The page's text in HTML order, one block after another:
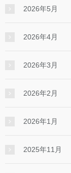
2026年5月
2026年4月
2026年3月
2026年2月
2026年1月
2025年11月